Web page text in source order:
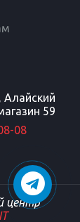
Алайский
59
08
центр